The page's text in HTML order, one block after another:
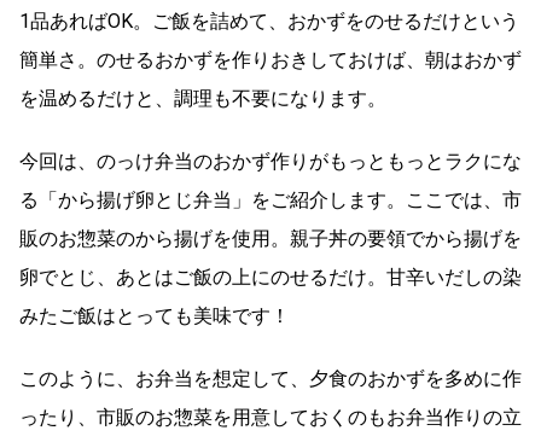
1品あればOK。ご飯を詰めて、おかずをのせるだけという
簡単さ。のせるおかずを作りおきしておけば、朝はおかず
を温めるだけと、調理も不要になります。
今回は、のっけ弁当のおかず作りがもっともっとラクにな
る「から揚げ卵とじ弁当」をご紹介します。ここでは、市
販のお惣菜のから揚げを使用。親子丼の要領でから揚げを
卵でとじ、あとはご飯の上にのせるだけ。甘辛いだしの染
みたご飯はとっても美味です！
このように、お弁当を想定して、夕食のおかずを多めに作
ったり、市販のお惣菜を用意しておくのもお弁当作りの立